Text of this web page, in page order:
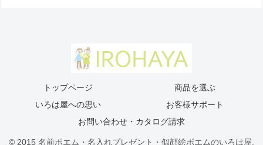
トップページ
商品を選ぶ
いろは屋への思い
お客様サポート
お問い合わせ・カタログ請求
© 2015 名前ポエム・名入れプレゼント・似顔絵ポエムのいろは屋.